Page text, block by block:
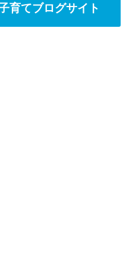
育てブログサイト